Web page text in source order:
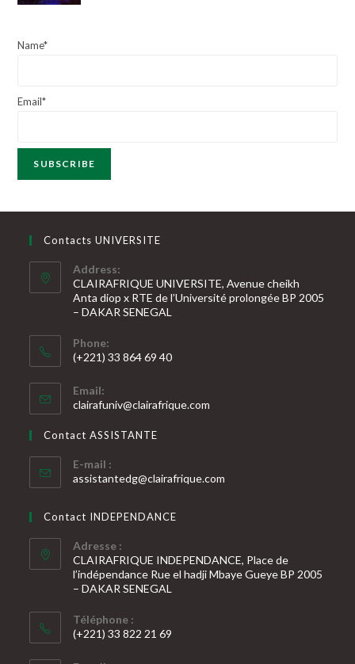
Name*
Email*
Contacts UNIVERSITE
Address:
CLAIRAFRIQUE UNIVERSITE, Avenue cheikh
Anta diop x RTE de l’Université prolongée BP 2005
– DAKAR SENEGAL
Phone:
(+221) 33 864 69 40
dans
votre
application
Email:
clairafuniv@clairafrique.com
Contact ASSISTANTE
E-mail :
assistantedg@clairafrique.com
Contact INDEPENDANCE
Adresse :
CLAIRAFRIQUE INDEPENDANCE, Place de
l’indépendance Rue el hadji Mbaye Gueye BP 2005
– DAKAR SENEGAL
Téléphone :
(+221) 33 822 21 69